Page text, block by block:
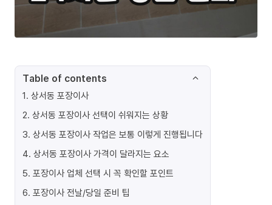
Table of contents
1. 상서동 포장이사
2. 상서동 포장이사 선택이 쉬워지는 상황
3. 상서동 포장이사 작업은 보통 이렇게 진행됩니다
4. 상서동 포장이사 가격이 달라지는 요소
5. 포장이사 업체 선택 시 꼭 확인할 포인트
6. 포장이사 전날/당일 준비 팁